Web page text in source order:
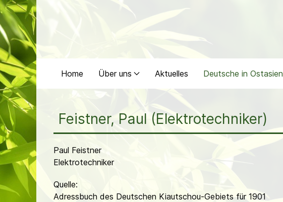
Home Über uns Aktuelles Deutsche in Ostasien
Feistner, Paul (Elektrotechniker)
Paul Feistner
Elektrotechniker
Quelle:
Adressbuch des Deutschen Kiautschou-Gebiets für 1901